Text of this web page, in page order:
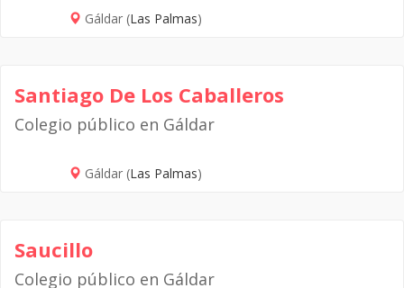
Gáldar (Las Palmas)
Santiago De Los Caballeros
Colegio público en Gáldar
Gáldar (Las Palmas)
Saucillo
Colegio público en Gáldar